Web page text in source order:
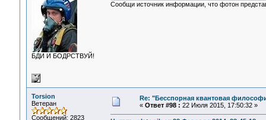
БДИ И БОДРСТВУЙ!
Сообщи источник информации, что фотон
Torsion
Ветеран
Сообщений: 2823
Re: "Бесспорная квантовая
« Ответ #98 : 22 Июля 2015, 17:50:32 »